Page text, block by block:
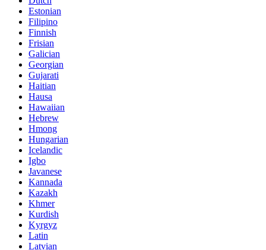
Estonian
Filipino
Finnish
Frisian
Galician
Georgian
Gujarati
Haitian
Hausa
Hawaiian
Hebrew
Hmong
Hungarian
Icelandic
Igbo
Javanese
Kannada
Kazakh
Khmer
Kurdish
Kyrgyz
Latin
Latvian